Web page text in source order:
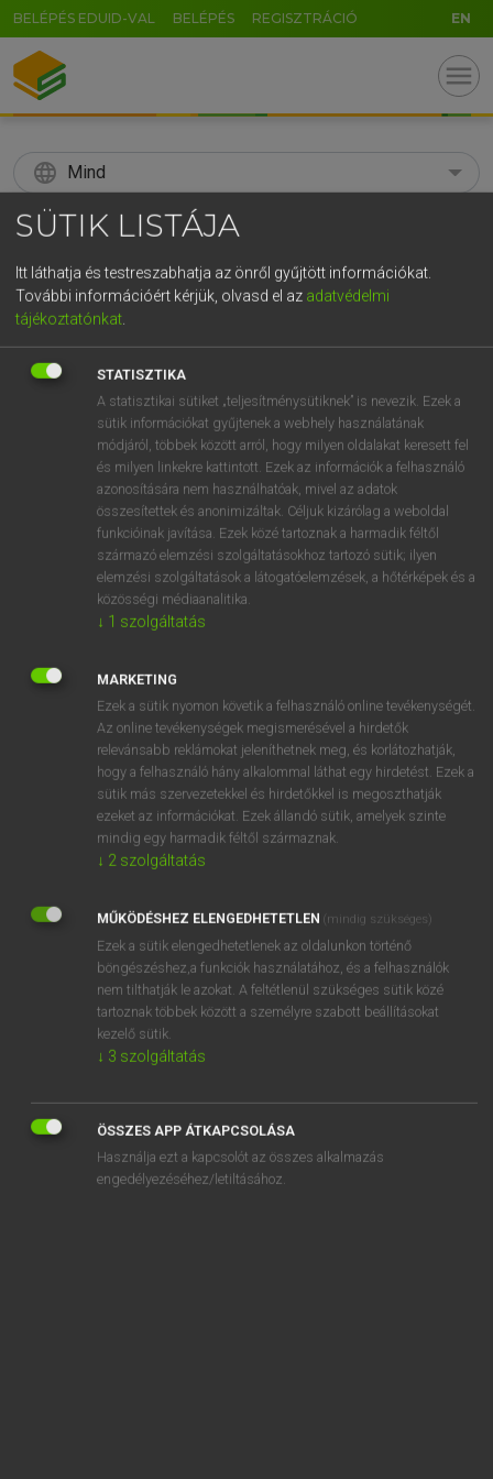
BELÉPÉS EDUID-VAL BELÉPÉS REGISZTRÁCIÓ EN
menu
language Mind
search
KERESÉS
Díjmentes angol szótár
ige jelen van
nézője vmnek
⚲ spectatekeresése szótárainkban
DÍJMENTES ANGOL SZÓTÁR
spectacle case
spectacled
spectacles
spectacular
spectral
spectral range
MICROSOFT OFFICE BŐVÍTMÉNY
BEÉPÜLŐ SZÓTÁRMODUL
ONLINE NYELVVIZSGA
SÜTIK LISTÁJA
Itt láthatja és testreszabhatja az önről gyűjtött információkat.
További információért kérjük, olvasd el az adatvédelmi
tájékoztatónkat
STATISZTIKA
A statisztikai sütiket „teljesítménysütiknek” is nevezik. Ezek a
sütik információkat gyűjtenek a webhely használatának
módjáról, többek között arról, hogy milyen oldalakat keresett fel
és milyen linkekre kattintott. Ezek az információk a felhasználó
azonosítására nem használhatóak, mivel az adatok
összesítettek és anonimizáltak. Céljuk kizárólag a weboldal
funkcióinak javítása. Ezek közé tartoznak a harmadik féltől
származó elemzési szolgáltatásokhoz tartozó sütik; ilyen
elemzési szolgáltatások a látogatóelemzések, a hőtérképek és a
közösségi médiaanalitika.
↓ 1 szolgáltatás
MARKETING
Ezek a sütik nyomon követik a felhasználó online tevékenységét.
Az online tevékenységek megismerésével a hirdetők
relevánsabb reklámokat jeleníthetnek meg, és korlátozhatják,
hogy a felhasználó hány alkalommal láthat egy hirdetést. Ezek a
sütik más szervezetekkel és hirdetőkkel is megoszthatják
ezeket az információkat. Ezek állandó sütik, amelyek szinte
mindig egy harmadik féltől származnak.
↓ 2 szolgáltatás
MŰKÖDÉSHEZ ELENGEDHETETLEN (mindig szükséges)
Ezek a sütik elengedhetetlenek az oldalunkon történő
böngészéshez,a funkciók használatához, és a felhasználók
nem tilthatják le azokat. A feltétlenül szükséges sütik közé
tartoznak többek között a személyre szabott beállításokat
kezelő sütik.
↓ 3 szolgáltatás
ÖSSZES APP ÁTKAPCSOLÁSA
Használja ezt a kapcsolót az összes alkalmazás
engedélyezéséhez/letiltásához.
GR
5 6 7 8 9 ö ü ó
r t z u i o p ő ú
k l ű
n m , . - AltGr